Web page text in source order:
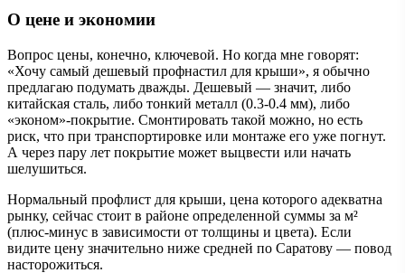
О цене и экономии
Вопрос цены, конечно, ключевой. Но когда мне говорят:
«Хочу самый дешевый профнастил для крыши», я обычно
предлагаю подумать дважды. Дешевый — значит, либо
китайская сталь, либо тонкий металл (0.3-0.4 мм), либо
«эконом»-покрытие. Смонтировать такой можно, но есть
риск, что при транспортировке или монтаже его уже погнут.
А через пару лет покрытие может выцвести или начать
шелушиться.
Нормальный профлист для крыши, цена которого адекватна
рынку, сейчас стоит в районе определенной суммы за м²
(плюс-минус в зависимости от толщины и цвета). Если
видите цену значительно ниже средней по Саратову — повод
насторожиться.